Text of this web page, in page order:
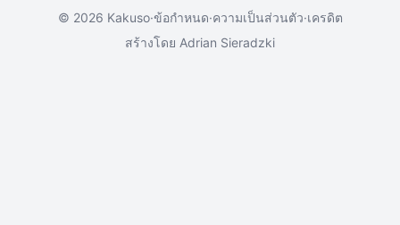
© 2026 Kakuso·ข้อกำหนด·ความเป็นส่วนตัว·เครดิต
สร้างโดย Adrian Sieradzki